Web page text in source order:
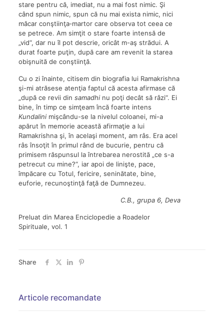
stare pentru că, imediat, nu a mai fost nimic. Şi
când spun nimic, spun că nu mai exista nimic, nici
măcar conştiinţa‑martor care observa tot ceea ce
se petrece. Am simţit o stare foarte intensă de
„vid“, dar nu îl pot descrie, oricât m-aş strădui. A
durat foarte puţin, după care am revenit la starea
obişnuită de conştiinţă.
Cu o zi înainte, citisem din biografia lui Ramakrishna
şi-mi atrăsese atenţia faptul că acesta afirmase că
„după ce revii din samadhinu poţi decât să râzi“. Ei
bine, în timp ce simţeam încă foarte intens
Kundalinimişcându-se la nivelul coloanei, mi-a
apărut în memorie această afirmaţie a lui
Ramakrishna şi, în acelaşi moment, am râs. Era acel
râs însoţit în primul rând de bucurie, pentru că
primisem răspunsul la întrebarea nerostită „ce s-a
petrecut cu mine?“, iar apoi de linişte, pace,
împăcare cu Totul, fericire, seninătate, bine,
euforie, recunoştinţă faţă de Dumnezeu.
C.B., grupa 6, Deva
Preluat din Marea Enciclopedie a Roadelor
Spirituale, vol. 1
Share
Articole recomandate